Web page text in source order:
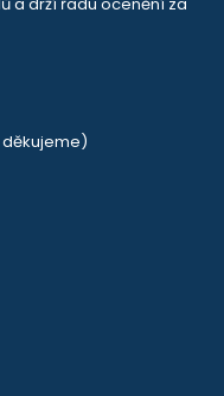
a drží řadu ocenění za
děkujeme)